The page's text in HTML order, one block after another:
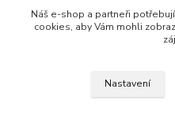
info@rapid-autohifi.com
Náš e-shop a partneři potřebují
cookies, aby Vám mohli
Nastavení